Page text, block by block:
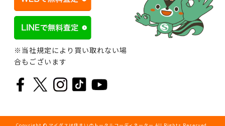
※当社規定により買い取れない場
合もございます